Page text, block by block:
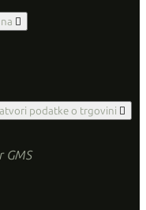

podatke o trgovini 
GMS